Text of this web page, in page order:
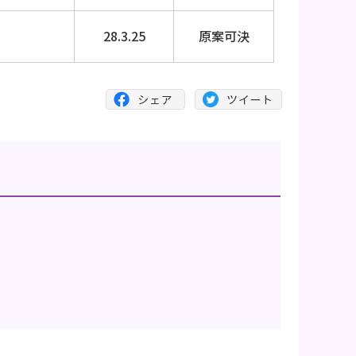
28.3.25 原案可決